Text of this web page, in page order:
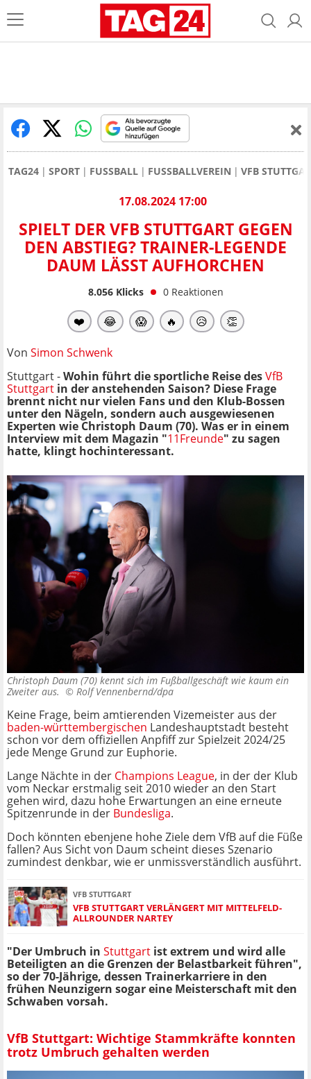
TAG24 SPORT FUSSBALL FUSSBALLVEREIN VFB
17.08.2024 17:00
SPIELT DER VFB STUTTGART GEGEN
DEN ABSTIEG? TRAINER-LEGENDE
DAUM LÄSST AUFHORCHEN
8.056Klicks 0 Reaktionen
❤️ 😂 😱 🔥 😥 👏
Von Simon Schwenk
Stuttgart -Wohin führt die sportliche Reise desVfB
Stuttgart in der anstehenden Saison? Diese Frage
brennt nicht nur vielen Fans und den Klub-Bossen
unter den Nägeln, sondern auch ausgewiesenen
Experten wie Christoph Daum (70). Was er in einem
Interview mit dem Magazin "11Freunde" zu sagen
hatte, klingt hochinteressant.
Christoph Daum (70) kennt sich im Fußballgeschäft wie kaum ein
Zweiter aus. © Rolf Vennenbernd/dpa
Keine Frage, beim amtierenden Vizemeister aus der
baden-württembergischen Landeshauptstadt besteht
schon vor dem offiziellen Anpfiff zur Spielzeit 2024/25
jede Menge Grund zur Euphorie.
Lange Nächte in der Champions League, in der der Klub
vom Neckar erstmalig seit 2010 wieder an den Start
gehen wird, dazu hohe Erwartungen an eine erneute
Spitzenrunde in der Bundesliga.
Doch könnten ebenjene hohe Ziele dem VfB auf die Füße
fallen? Aus Sicht von Daum scheint dieses Szenario
zumindest denkbar, wie er unmissverständlich ausführt.
VFB STUTTGART
VFB STUTTGART VERLÄNGERT MIT MITTELFELD-
ALLROUNDER NARTEY
"Der Umbruch in Stuttgart ist extrem und wird alle
Beteiligten an die Grenzen der Belastbarkeit führen",
so der 70-Jährige, dessen Trainerkarriere in den
frühen Neunzigern sogar eine Meisterschaft mit den
Schwaben vorsah.
VfB Stuttgart: Wichtige Stammkräfte konnten
trotz Umbruch gehalten werden